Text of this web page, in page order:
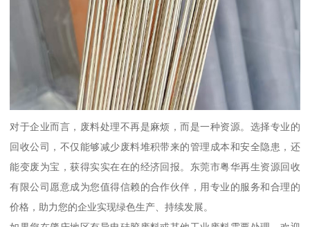
对于企业而言，废料处理不再是麻烦，而是一种资源。选择专业的
回收公司，不仅能够减少废料堆积带来的管理成本和安全隐患，还
能变废为宝，获得实实在在的经济回报。东莞市粤华再生资源回收
有限公司愿意成为您值得信赖的合作伙伴，用专业的服务和合理的
价格，助力您的企业实现绿色生产、持续发展。